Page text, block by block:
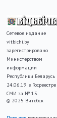
Сетевое издание
vitbichi.by
зарегистрировано
Министерством
информации
Республики Беларусь
24.06.19 в Госреестре
СМИ за № 15.
© 2025 Витебск